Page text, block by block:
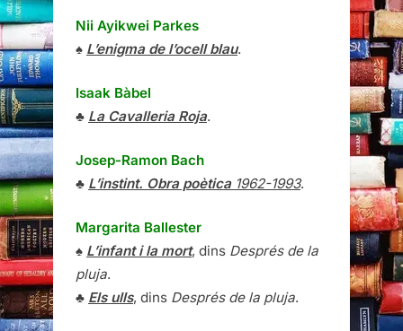
Nii Ayikwei Parkes
♠ L’enigma de l’ocell blau.
Isaak Bàbel
♣ La Cavalleria Roja.
Josep-Ramon Bach
♣ L’instint. Obra poètica1962-1993.
Margarita Ballester
♠ L’infant i la mort, dins Després de la
pluja.
♣ Els ulls, dins Després de la pluja.